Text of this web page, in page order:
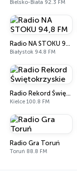
Bielsko-Biała 92.3 FM
Radio NA STOKU 94,8 FM
Białystok 94.8 FM
Radio Rekord Świętokrzyskie
Kielce 100.8 FM
Radio Gra Toruń
Toruń 88.8 FM